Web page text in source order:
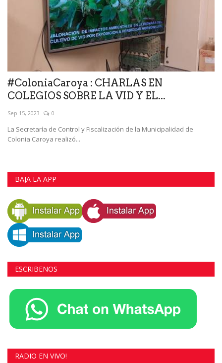
#ColoniaCaroya : CHARLAS EN
COLEGIOS SOBRE LA VID Y EL...
Sep 15, 2023 0
La Secretaría de Control y Fiscalización de la Municipalidad de
Colonia Caroya realizó...
BAJA LA APP
ESCRIBENOS
RADIO EN VIVO!